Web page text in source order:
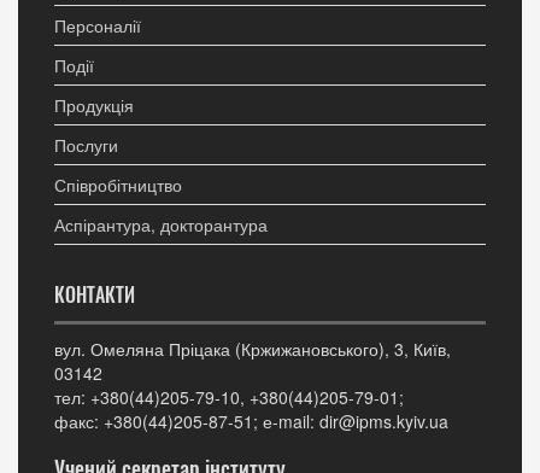
Персоналії
Події
Продукція
Послуги
Співробітництво
Аспірантура, докторантура
КОНТАКТИ
вул. Омеляна Пріцака (Кржижановського), 3, Київ,
03142
тел: +380(44)205-79-10, +380(44)205-79-01;
факс: +380(44)205-87-51; е-mail: dir@ipms.kyiv.ua